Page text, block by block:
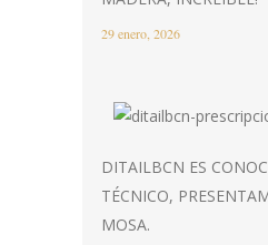
29 enero, 2026
DITAILBCN ES
TÉCNICO,
MOSA.